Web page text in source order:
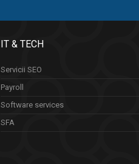
IT & TECH
Servicii SEO
Payroll
Software services
SFA